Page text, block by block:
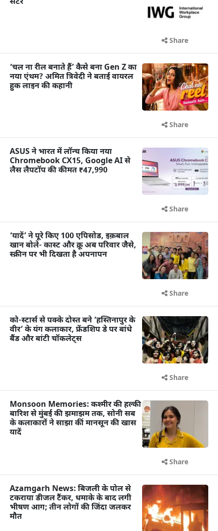
सेंटर
Share
‘चल ना रील बनाते हैं’ कैसे बना Gen Z का
नया एंथम? अमित त्रिवेदी ने बताई वायरल
हुक लाइन की कहानी
Share
ASUS ने भारत में लॉन्च किया नया
Chromebook CX15, Google AI से
लैस लैपटॉप की कीमत ₹47,990
Share
‘यादें’ ने पूरे किए 100 एपिसोड, इक़बाल
खान बोले- कास्ट और क्रू अब परिवार जैसे,
स्क्रीन पर भी दिखता है अपनापन
Share
को-स्टार्स से पक्के दोस्त बने ‘हस्तिनापुर के
वीर’ के यंग कलाकार, फ्रेंडशिप डे पर बांधे
बैंड और बांटी चॉकलेट्स
Share
Monsoon Memories: कश्मीर की हल्की
बारिश से मुंबई की झमाझम तक, सोनी सब
के कलाकारों ने साझा कीं मानसून की खास
यादें
Share
Azamgarh News: बिजली के पोल से
टकराया डीजल टैंकर, धमाके के बाद लगी
भीषण आग; तीन लोगों की जिंदा जलकर
मौत